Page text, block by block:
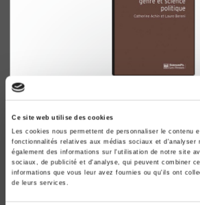
Ce site web utilise des cookies
Les cookies nous permettent de personnaliser le contenu
fonctionnalités relatives aux médias sociaux et d'analyser
également des informations sur l'utilisation de notre site
sociaux, de publicité et d'analyse, qui peuvent combiner
informations que vous leur avez fournies ou qu'ils ont
de leurs services.
Dictionnaire genre & science
Concepts, objets, problèmes
Catherine Achin, Laure Bereni